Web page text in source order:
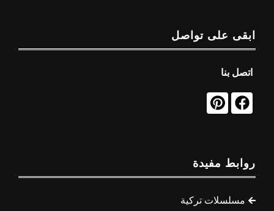
ابقى على تواصل
اتصل بنا
روابط مفيدة
مسلسلات تركية